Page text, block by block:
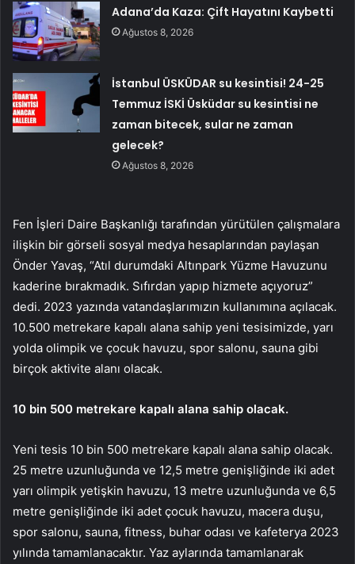
Adana’da Kaza: Çift Hayatını Kaybetti
Ağustos 8, 2026
İstanbul ÜSKÜDAR su kesintisi! 24-25
Temmuz İSKİ Üsküdar su kesintisi ne
zaman bitecek, sular ne zaman
gelecek?
Ağustos 8, 2026
Fen İşleri Daire Başkanlığı tarafından yürütülen çalışmalara
ilişkin bir görseli sosyal medya hesaplarından paylaşan
Önder Yavaş, “Atıl durumdaki Altınpark Yüzme Havuzunu
kaderine bırakmadık. Sıfırdan yapıp hizmete açıyoruz”
dedi. 2023 yazında vatandaşlarımızın kullanımına açılacak.
10.500 metrekare kapalı alana sahip yeni tesisimizde, yarı
yolda olimpik ve çocuk havuzu, spor salonu, sauna gibi
birçok aktivite alanı olacak.
10 bin 500 metrekare kapalı alana sahip olacak.
Yeni tesis 10 bin 500 metrekare kapalı alana sahip olacak.
25 metre uzunluğunda ve 12,5 metre genişliğinde iki adet
yarı olimpik yetişkin havuzu, 13 metre uzunluğunda ve 6,5
metre genişliğinde iki adet çocuk havuzu, macera duşu,
spor salonu, sauna, fitness, buhar odası ve kafeterya 2023
yılında tamamlanacaktır. Yaz aylarında tamamlanarak